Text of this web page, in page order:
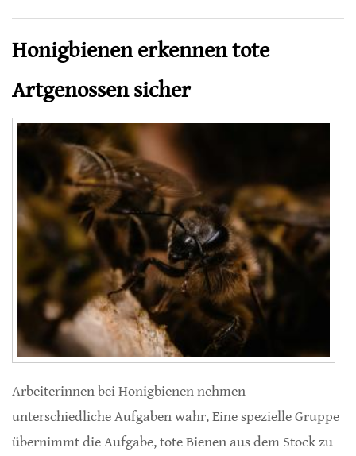
Honigbienen erkennen tote
Artgenossen sicher
Arbeiterinnen bei Honigbienen nehmen
unterschiedliche Aufgaben wahr. Eine spezielle Gruppe
übernimmt die Aufgabe, tote Bienen aus dem Stock zu